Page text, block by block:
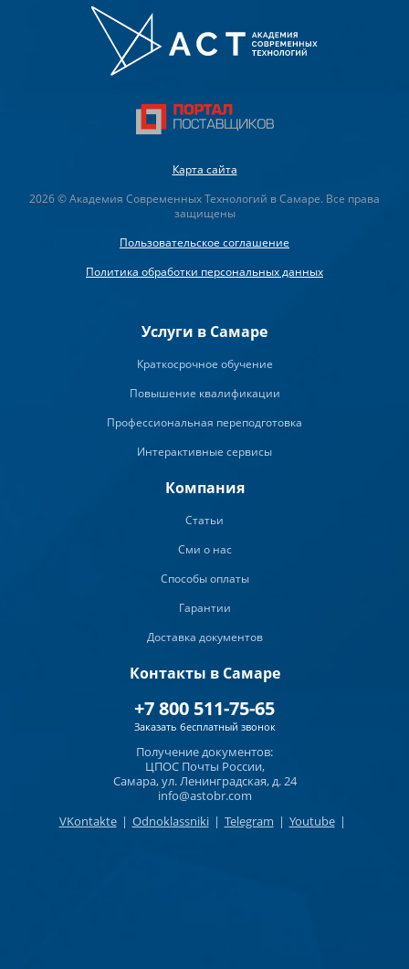
Карта сайта
2026 © Академия Современных Технологий в Самаре. Все права
защищены
Пользовательское соглашение
Политика обработки персональных данных
Услуги в Самаре
Краткосрочное обучение
Повышение квалификации
Профессиональная переподготовка
Интерактивные сервисы
Компания
Статьи
Сми о нас
Способы оплаты
Гарантии
Доставка документов
Контакты в Самаре
+7 800 511-75-65
Заказать бесплатный звонок
Получение документов:
ЦПОС Почты России,
Самара, ул. Ленинградская, д. 24
info@astobr.com
VKontakte | Odnoklassniki | Telegram | Youtube |